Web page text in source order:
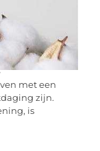
met een
zijn.
is